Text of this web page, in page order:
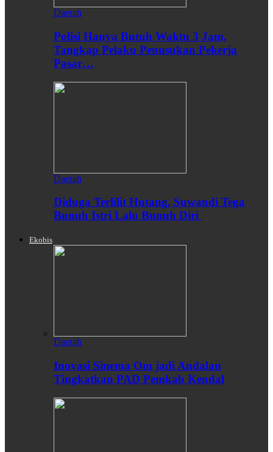
Daerah
Polisi Hanya Butuh Waktu 3 Jam,
Tangkap Pelaku Penusukan Pekerja
Pasar…
Daerah
Diduga Terlilit Hutang, Suwandi Tega
Bunuh Istri Lalu Bunuh Diri
Ekobis
Daerah
Inovasi Sinema Om jadi Andalan
Tingkatkan PAD Pemkab Kendal